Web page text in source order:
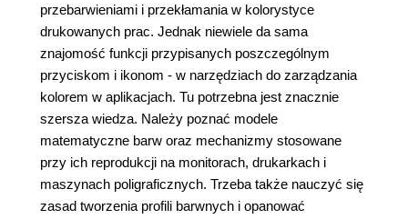
przebarwieniami i przekłamania w kolorystyce
drukowanych prac. Jednak niewiele da sama
znajomość funkcji przypisanych poszczególnym
przyciskom i ikonom - w narzędziach do zarządzania
kolorem w aplikacjach. Tu potrzebna jest znacznie
szersza wiedza. Należy poznać modele
matematyczne barw oraz mechanizmy stosowane
przy ich reprodukcji na monitorach, drukarkach i
maszynach poligraficznych. Trzeba także nauczyć się
zasad tworzenia profili barwnych i opanować